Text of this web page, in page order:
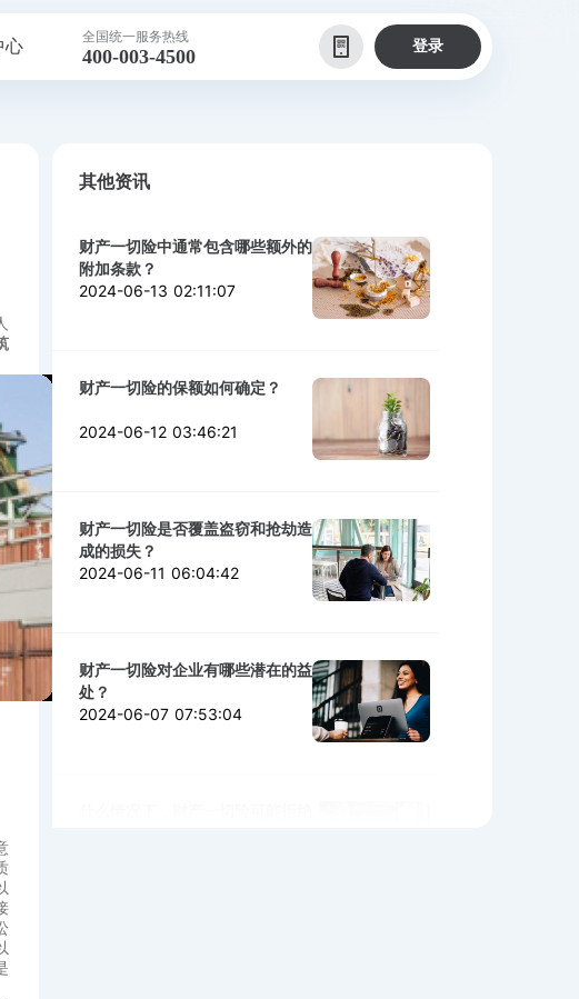
心 全国统一服务热线
400-003-4500 登录
其他资讯
财产一切险中通常包含哪些额外的
附加条款？
2024-06-13 02:11:07
财产一切险的保额如何确定？
2024-06-12 03:46:21
财产一切险是否覆盖盗窃和抢劫造
成的损失？
2024-06-11 06:04:42
财产一切险对企业有哪些潜在的益
处？
2024-06-07 07:53:04